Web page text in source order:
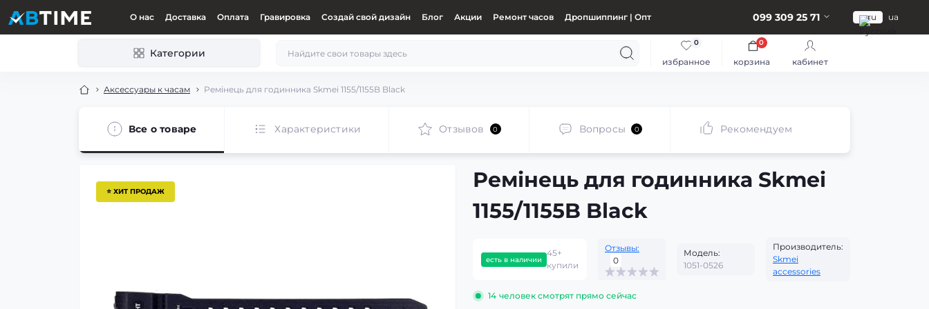
О нас Доставка Оплата Гравировка Создай свой дизайн Блог Акции Ремонт часов Дропшиппинг | Опт 099 309 25 71 ru ua
Категории
избранное
0
корзина
0
кабинет
Аксессуары к часам Ремінець для годинника Skmei 1155/1155B Black
Все о товаре Характеристики Отзывов 0 Вопросы 0 Рекомендуем
⭐ ХИТ ПРОДАЖ
Ремінець для годинника Skmei
1155/1155B Black
есть в наличии
45+
купили
Отзывы:
0
Модель:
1051-0526
Производитель:
Skmei
accessories
14 человек смотрят прямо сейчас